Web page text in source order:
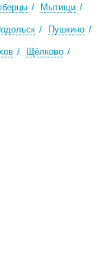
Мытищи
Пушкино
Щёлково